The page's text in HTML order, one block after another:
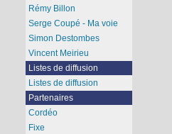
Rémy Billon
Serge Coupé - Ma voie
Simon Destombes
Vincent Meirieu
Listes de diffusion
Listes de diffusion
Partenaires
Cordéo
Fixe